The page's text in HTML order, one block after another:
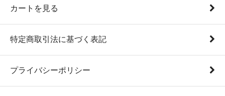
カートを見る
特定商取引法に基づく表記
プライバシーポリシー